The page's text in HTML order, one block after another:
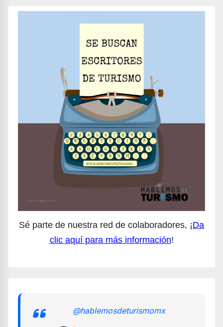
Sé parte de nuestra red de colaboradores, ¡Da
clic aquí para más información!
@hablemosdeturismomx